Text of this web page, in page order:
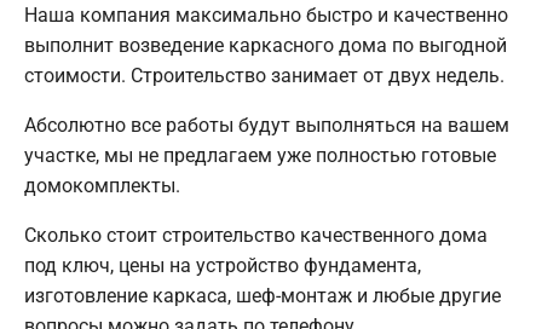
Наша компания максимально быстро и качественно
выполнит возведение каркасного дома по выгодной
стоимости. Строительство занимает от двух недель.
Абсолютно все работы будут выполняться на вашем
участке, мы не предлагаем уже полностью готовые
домокомплекты.
Сколько стоит строительство качественного дома
под ключ, цены на устройство фундамента,
изготовление каркаса, шеф-монтаж и любые другие